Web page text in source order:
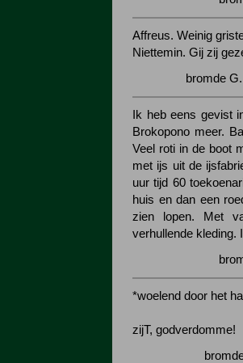
Affreus. Weinig
Niettemin. Gij zij
bromde
Ik heb eens gevist
Brokopono meer.
Veel roti in de boot
met ijs uit de
uur tijd 60
huis en dan een
zien lopen. Met
verhullende kleding.
*woelend door het
zijT, godverdomme!